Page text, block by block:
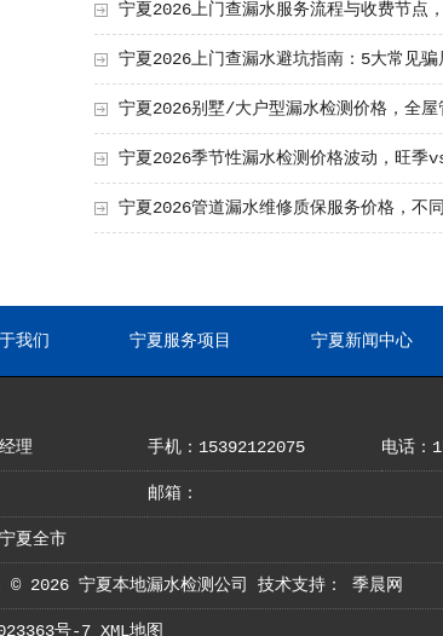
宁夏2026上门查漏水服务流程与收费节点
宁夏2026上门查漏水避坑指南：5大常见
宁夏2026别墅/大户型漏水检测价格，全屋
宁夏2026季节性漏水检测价格波动，旺季
宁夏2026管道漏水维修质保服务价格，不
我们 宁夏服务项目 宁夏新闻中心
理 手机：15392122075 电话：
邮箱：
夏全市
2026 宁夏本地漏水检测公司 技术支持： 季晨网
号-7 XML地图